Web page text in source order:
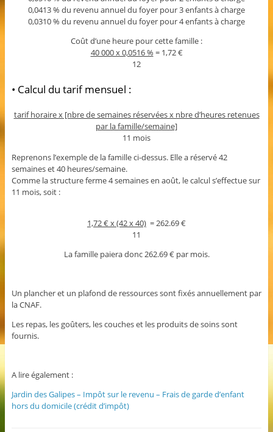
0,0413 % du revenu annuel du foyer pour 3 enfants à charge
0,0310 % du revenu annuel du foyer pour 4 enfants à charge
Coût d’une heure pour cette famille :
40 000 x 0,0516 % = 1,72 €
12
• Calcul du tarif mensuel :
tarif horaire x [nbre de semaines réservées x nbre d’heures retenues
par la famille/semaine]
11 mois
Reprenons l’exemple de la famille ci-dessus. Elle a réservé 42
semaines et 40 heures/semaine.
Comme la structure ferme 4 semaines en août, le calcul s’effectue sur
11 mois, soit :
1,72 € x (42 x 40) = 262.69 €
11
La famille paiera donc 262.69 € par mois.
Un plancher et un plafond de ressources sont fixés annuellement par
la CNAF.
Les repas, les goûters, les couches et les produits de soins sont
fournis.
A lire également :
Jardin des Galipes – Impôt sur le revenu – Frais de garde d’enfant
hors du domicile (crédit d’impôt)